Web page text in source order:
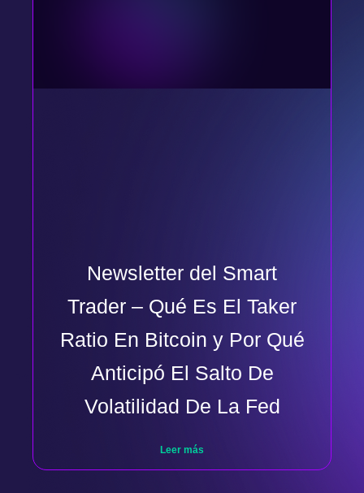
Newsletter del Smart
Trader – Qué Es El Taker
Ratio En Bitcoin y Por Qué
Anticipó El Salto De
Volatilidad De La Fed
Leer más